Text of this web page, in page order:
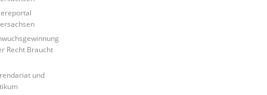
Recht Braucht
und